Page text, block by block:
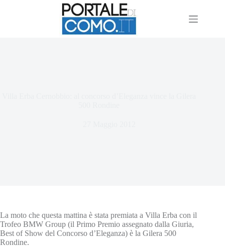
La moto che questa mattina è stata premiata a Villa Erba con il
Trofeo BMW Group (il Primo Premio assegnato dalla Giuria,
Best of Show del Concorso d’Eleganza) è la Gilera 500
Rondine.